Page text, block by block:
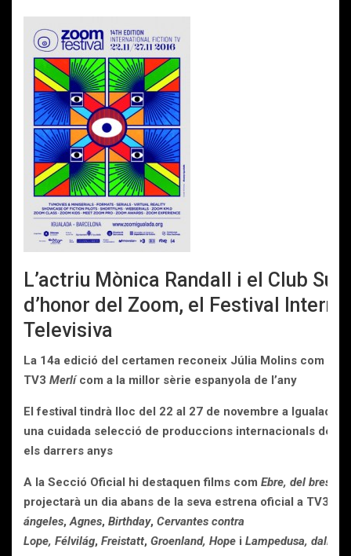
L’actriu Mònica Randall i el Club
d’honor del Zoom, el Festival
Televisiva
La 14a edició del certamen reconeix Júlia Molins com a
TV3 Merlícom a la millor sèrie espanyola de l’any
El festival tindrà lloc del 22 al 27 de novembre a Igualada i
una cuidada selecció de produccions internacionals de
els darrers anys
A la Secció Oficial hi destaquen films com Ebre, del bressol
projectarà un dia abans de la seva estrena oficial a TV3,
ángeles,Agnes, Birthday, Cervantes contra
Lope, Félvilág, Freistatt, Groenland, Hope i Lampedusa,